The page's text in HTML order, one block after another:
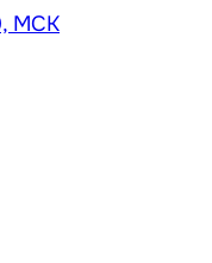
МСК